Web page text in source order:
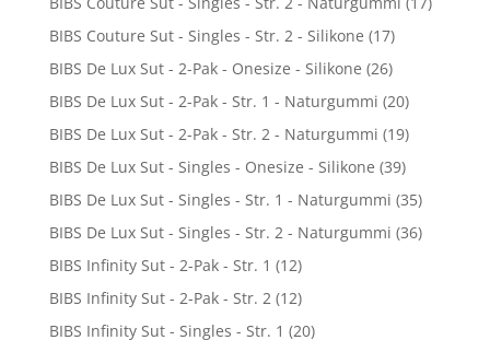
BIBS Couture Sut - Singles - Str. 2 - Silikone (17)
BIBS De Lux Sut - 2-Pak - Onesize - Silikone (26)
BIBS De Lux Sut - 2-Pak - Str. 1 - Naturgummi (20)
BIBS De Lux Sut - 2-Pak - Str. 2 - Naturgummi (19)
BIBS De Lux Sut - Singles - Onesize - Silikone (39)
BIBS De Lux Sut - Singles - Str. 1 - Naturgummi (35)
BIBS De Lux Sut - Singles - Str. 2 - Naturgummi (36)
BIBS Infinity Sut - 2-Pak - Str. 1 (12)
BIBS Infinity Sut - 2-Pak - Str. 2 (12)
BIBS Infinity Sut - Singles - Str. 1 (20)